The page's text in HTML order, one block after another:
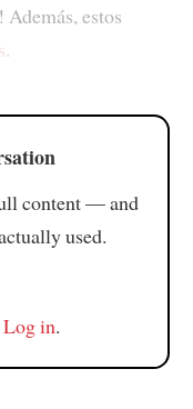
! Además, estos
.
content — and
used.
Log in.